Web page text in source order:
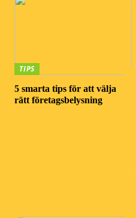
TIPS
5 smarta tips för att välja
rätt företagsbelysning